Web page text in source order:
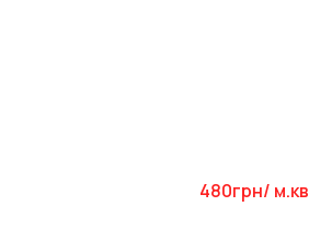
480грн/ м.кв